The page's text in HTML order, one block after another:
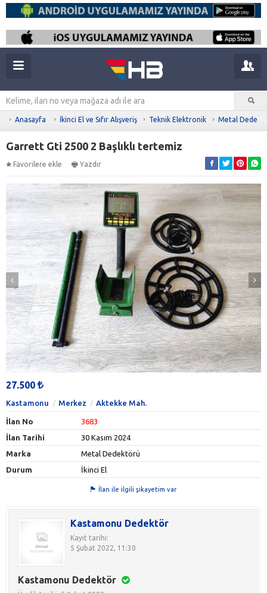
Anasayfa İkinci El ve Sıfır Alışveriş Teknik Elektronik Metal
Garrett Gti 2500 2 Başlıklı tertemiz
Favorilere ekle Yazdır
27.500
Kastamonu Merkez Aktekke Mah.
İlan No
3683
İlan Tarihi
30 Kasım 2024
Marka
Metal Dedektörü
Durum
İkinci El
İlan ile ilgili şikayetim var
Kastamonu Dedektör
Kayıt tarihi:
5 Şubat 2022, 11:30
Kastamonu Dedektör